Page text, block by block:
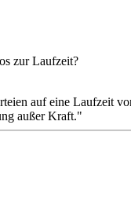
zur Laufzeit?
auf eine Laufzeit
außer Kraft."